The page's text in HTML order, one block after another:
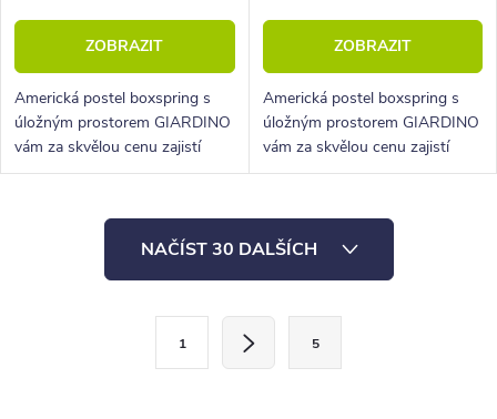
ZOBRAZIT
Americká postel boxspring s
úložným prostorem GIARDINO
vám za skvělou cenu zajistí
vysoké, pohodlné spaní a velký
ZOBRAZIT
Americká postel boxspring s
úložným prostorem GIARDINO
vám za skvělou cenu zajistí
vysoké, pohodlné spaní a velký
NAČÍST 30 DALŠÍCH
1 5